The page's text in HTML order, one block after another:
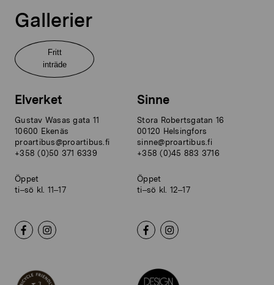
Gallerier
Fritt
inträde
Elverket
Gustav Wasas gata 11
10600 Ekenäs
proartibus@proartibus.fi
+358 (0)50 371 6339
Öppet
ti–sö kl. 11–17
Sinne
Stora Robertsgatan 16
00120 Helsingfors
sinne@proartibus.fi
+358 (0)45 883 3716
Öppet
ti–sö kl. 12–17